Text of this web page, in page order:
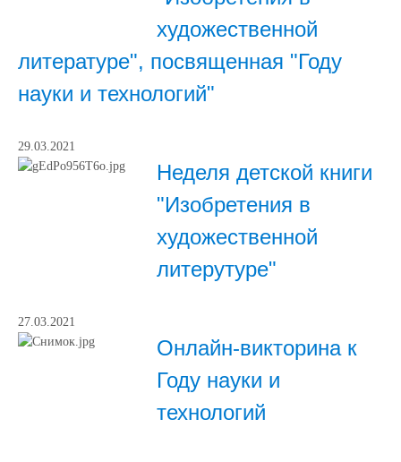
художественной
литературе", посвященная "Году
науки и технологий"
29.03.2021
Неделя детской книги
"Изобретения в
художественной
литерутуре"
27.03.2021
Онлайн-викторина к
Году науки и
технологий